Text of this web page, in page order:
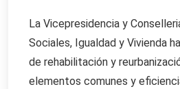
La Vicepresidencia y
Sociales, Igualdad y Vivienda
de rehabilitación y
elementos comunes y